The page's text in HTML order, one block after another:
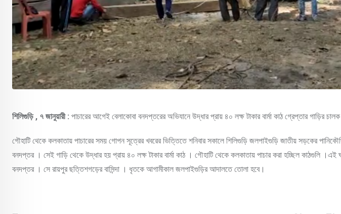
শিলিগুড়ি , ৭ জানুয়ারী : পাচারের আগেই বেলাকোবা বনদপ্তরের অভিযানে উদ্ধার প্রায় ৪০ লক্ষ টাকার বার্মা কাঠ গ্রেপ্তার গাড়ির
গৌহাটি থেকে কলকাতায় পাচারের সময় গোপন সূত্রের খবরের ভিত্তিতে শনিবার সকালে শিলিগুড়ি জলপাইগুড়ি জাতীয় সড়কের
বনদপ্তর । সেই গাড়ি থেকে উদ্ধার হয় প্রায় ৪০ লক্ষ টাকার বার্মা কাঠ । গৌহাটি থেকে কলকাতায় পাচার করা হচ্ছিল কাঠগুলি
বনদপ্তর । সে রায়পুর ছত্তিশগড়ের বাসিন্দা । ধৃতকে আগামীকাল জলপাইগুড়ির আদালতে তোলা হবে।